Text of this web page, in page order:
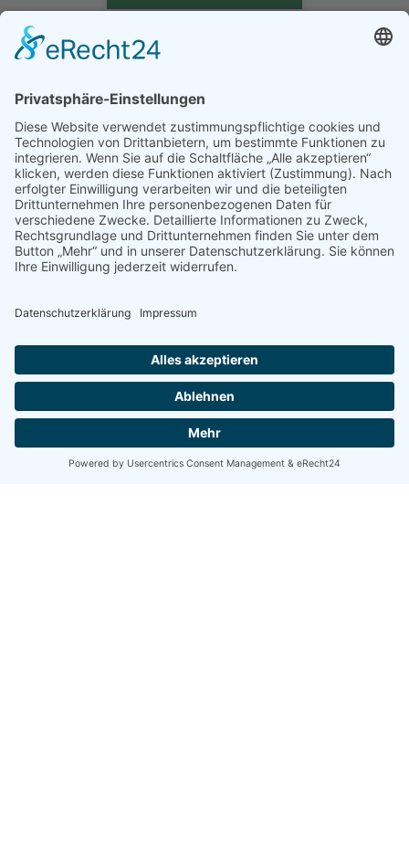
Wir freuen uns auf Ihren Besuch
Ihre Familie Feugmann